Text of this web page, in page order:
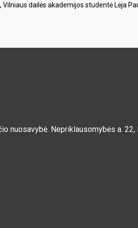
dailės akademijos studentė Lėja
nuosavybė. Nepriklausomybės a. 22,